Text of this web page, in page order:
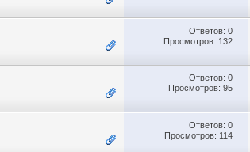
Ответов: 0
Просмотров: 132
Ответов: 0
Просмотров: 95
Ответов: 0
Просмотров: 114